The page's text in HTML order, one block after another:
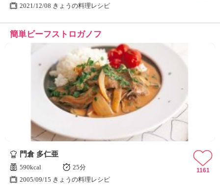
2021/12/08 きょうの料理レシピ
簡単ビーフストロガノフ
門倉 多仁亜
590kcal
25分
2005/09/15 きょうの料理レシピ
1161